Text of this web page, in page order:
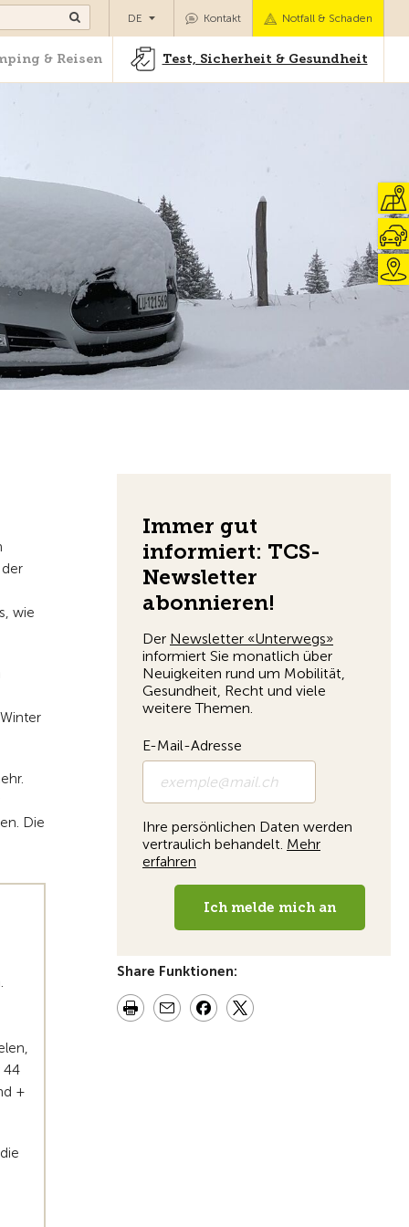
Camping & Reisen Test, Sicherheit & Gesundheit
Kontakt Notfall & Schaden
DE
& Reisen Test, Sicherheit & Gesundheit
wie
Die
44
+
Share Funktionen: